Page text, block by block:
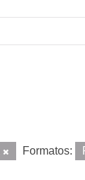
Formatos: